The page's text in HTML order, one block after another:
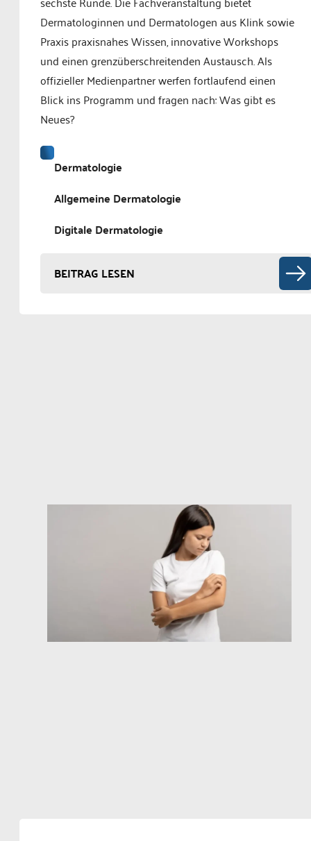
Dermatologinnen und Dermatologen aus Klink sowie
Praxis praxisnahes Wissen, innovative Workshops
und einen grenzüberschreitenden Austausch. Als
offizieller Medienpartner werfen fortlaufend einen
Blick ins Programm und fragen nach: Was gibt es
Neues?
Dermatologie
Allgemeine Dermatologie
Digitale Dermatologie
BEITRAG LESEN